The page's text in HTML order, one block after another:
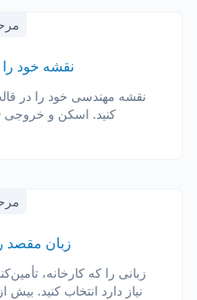
نقشه خود را
کنید. اسکن و خروجی CAD هر دو کار می‌کنند.
زبان مقصد
زبانی را که کارخانه،
نیاز دارد انتخاب کنید. بیش از 100 زبان پشتیبانی